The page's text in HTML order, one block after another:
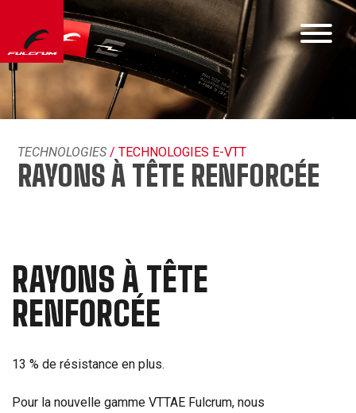
TECHNOLOGIES / TECHNOLOGIES E-VTT
RAYONS À TÊTE RENFORCÉE
RAYONS À TÊTE
RENFORCÉE
13 % de résistance en plus.
Pour la nouvelle gamme VTTAE Fulcrum, nous